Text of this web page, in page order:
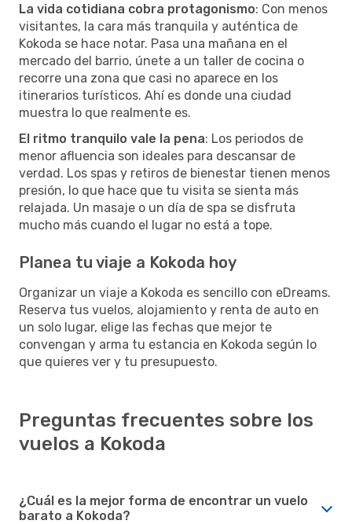
La vida cotidiana cobra protagonismo: Con menos
visitantes, la cara más tranquila y auténtica de
Kokoda se hace notar. Pasa una mañana en el
mercado del barrio, únete a un taller de cocina o
recorre una zona que casi no aparece en los
itinerarios turísticos. Ahí es donde una ciudad
muestra lo que realmente es.
El ritmo tranquilo vale la pena: Los periodos de
menor afluencia son ideales para descansar de
verdad. Los spas y retiros de bienestar tienen menos
presión, lo que hace que tu visita se sienta más
relajada. Un masaje o un día de spa se disfruta
mucho más cuando el lugar no está a tope.
Planea tu viaje a Kokoda hoy
Organizar un viaje a Kokoda es sencillo con eDreams.
Reserva tus vuelos, alojamiento y renta de auto en
un solo lugar, elige las fechas que mejor te
convengan y arma tu estancia en Kokoda según lo
que quieres ver y tu presupuesto.
Preguntas frecuentes sobre los
vuelos a Kokoda
¿Cuál es la mejor forma de encontrar un vuelo
barato a Kokoda?